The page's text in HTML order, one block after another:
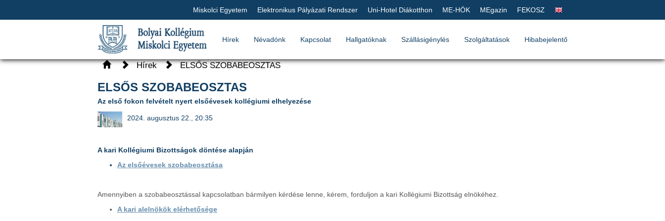
Miskolci Egyetem Elektronikus Pályázati Rendszer Uni-Hotel Diákotthon ME-HÖK MEgazin FEKOSZ
Hírek Névadónk Kapcsolat Hallgatóknak Szállásigénylés Szolgáltatások Hibabejelentő
Hírek ELSŐS SZOBABEOSZTAS
ELSŐS SZOBABEOSZTAS
Az első fokon felvételt nyert elsőévesek kollégiumi elhelyezése
2024. augusztus 22., 20:35
A kari Kollégiumi Bizottságok döntése alapján
Az elsőévesek szobabeosztása
Amennyiben a szobabeosztással kapcsolatban bármilyen kérdése lenne, kérem, forduljon a kari Kollégiumi Bizottság elnökéhez.
A kari alelnökök elérhetősége